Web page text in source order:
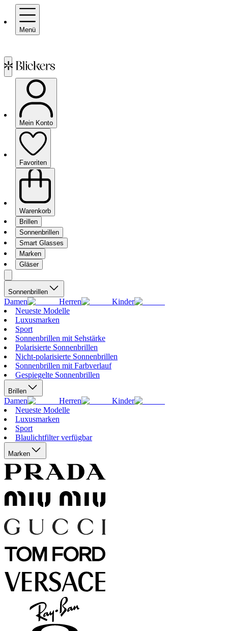
Menü
Mein Konto
Favoriten
Warenkorb
Brillen
Sonnenbrillen
Smart Glasses
Marken
Gläser
Sonnenbrillen
Damen Herren
Kinder
Neueste Modelle
Luxusmarken
Sport
Sonnenbrillen mit Sehstärke
Polarisierte Sonnenbrillen
Nicht-polarisierte Sonnenbrillen
Sonnenbrillen mit Farbverlauf
Gespiegelte Sonnenbrillen
Brillen
Damen Herren
Kinder
Neueste Modelle
Luxusmarken
Sport
Blaulichtfilter verfügbar
Marken